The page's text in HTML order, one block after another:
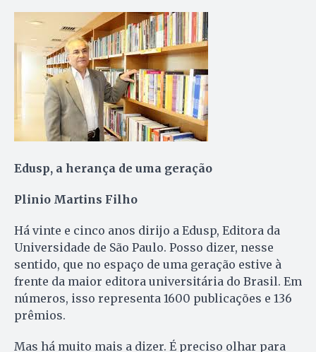
Edusp, a herança de uma geração
Plinio Martins Filho
Há vinte e cinco anos dirijo a Edusp, Editora da
Universidade de São Paulo. Posso dizer, nesse
sentido, que no espaço de uma geração estive à
frente da maior editora universitária do Brasil. Em
números, isso representa 1600 publicações e 136
prêmios.
Mas há muito mais a dizer. É preciso olhar para